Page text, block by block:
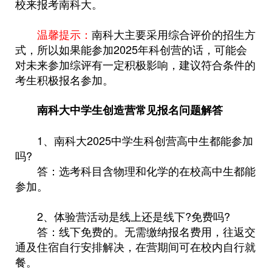
校来报考南科大。
温馨提示： 南科大主要采用综合评价的招生方
式，所以如果能参加2025年科创营的话，可能会
对未来参加综评有一定积极影响，建议符合条件的
考生积极报名参加。
南科大中学生创造营常见报名问题解答
1、南科大2025中学生科创营高中生都能参加
吗?
答：选考科目含物理和化学的在校高中生都能
参加。
2、体验营活动是线上还是线下?免费吗?
答：线下免费的。无需缴纳报名费用，往返交
通及住宿自行安排解决，在营期间可在校内自行就
餐。